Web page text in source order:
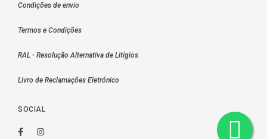
Condições de envio
Termos e Condições
RAL - Resolução Alternativa de Litígios
Livro de Reclamações Eletrónico
SOCIAL